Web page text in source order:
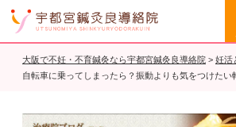
大阪で不妊・不育鍼灸なら宇都宮鍼灸良導絡院 > 妊活
自転車に乗ってしまったら？振動よりも気をつけたい